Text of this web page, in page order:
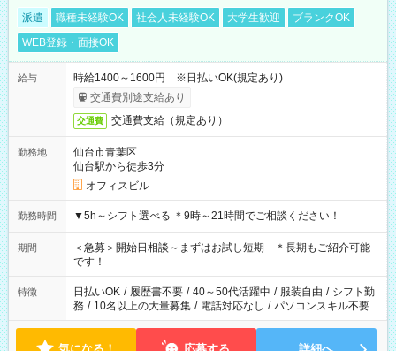
派遣 職種未経験OK 社会人未経験OK 大学生歓迎
ブランクOK
WEB登録・面接OK
給与
時給1400～1600円 ※日払いOK(規定あり)
交通費別途支給あり
交通費 交通費支給（規定あり）
勤務地
仙台市青葉区
仙台駅から徒歩3分
オフィスビル
勤務時間 ▼5h～シフト選べる ＊9時～21時間でご相談ください！
期間
＜急募＞開始日相談～まずはお試し短期 ＊長期もご紹介可能
です！
特徴 日払いOK / 履歴書不要 / 40～50代活躍中 / 服装自由 / シフト勤
務 / 10名以上の大量募集 / 電話対応なし / パソコンスキル不要